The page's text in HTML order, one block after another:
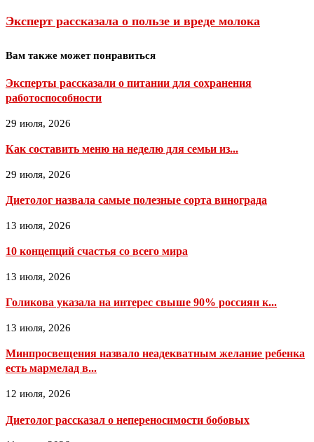
Эксперт рассказала о пользе и вреде молока
Вам также может понравиться
Эксперты рассказали о питании для сохранения
работоспособности
29 июля, 2026
Как составить меню на неделю для семьи из...
29 июля, 2026
Диетолог назвала самые полезные сорта винограда
13 июля, 2026
10 концепций счастья со всего мира
13 июля, 2026
Голикова указала на интерес свыше 90% россиян к...
13 июля, 2026
Минпросвещения назвало неадекватным желание ребенка
есть мармелад в...
12 июля, 2026
Диетолог рассказал о непереносимости бобовых